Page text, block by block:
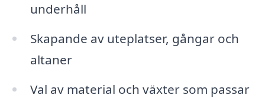
underhåll
Skapande av uteplatser, gångar och
altaner
Val av material och växter som passar